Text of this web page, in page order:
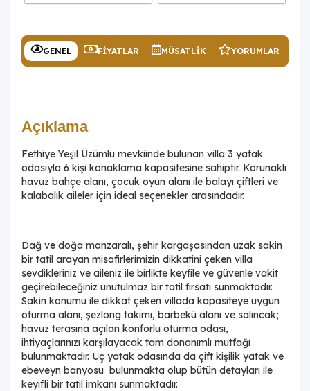
GENEL FIYATLAR MÜSATLIK YORUMLAR
Açıklama
Fethiye Yeşil Üzümlü mevkiinde bulunan villa 3 yatak
odasıyla 6 kişi konaklama kapasitesine sahiptir. Korunaklı
havuz bahçe alanı, çocuk oyun alanı ile balayı çiftleri ve
kalabalık aileler için ideal seçenekler arasındadır.
Dağ ve doğa manzaralı, şehir kargaşasından uzak sakin
bir tatil arayan misafirlerimizin dikkatini çeken villa
sevdikleriniz ve aileniz ile birlikte keyfile ve güvenle vakit
geçirebileceğiniz unutulmaz bir tatil fırsatı sunmaktadır.
Sakin konumu ile dikkat çeken villada kapasiteye uygun
oturma alanı, şezlong takımı, barbekü alanı ve salıncak;
havuz terasına açılan konforlu oturma odası,
ihtiyaçlarınızı karşılayacak tam donanımlı mutfağı
bulunmaktadır. Üç yatak odasında da çift kişilik yatak ve
ebeveyn banyosu bulunmakta olup bütün detayları ile
keyifli bir tatil imkanı sunmaktadır.